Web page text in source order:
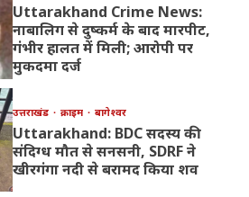
Uttarakhand Crime News:
नाबालिग से दुष्कर्म के बाद मारपीट,
गंभीर हालत में मिली; आरोपी पर
मुकदमा दर्ज
उत्तराखंड क्राइम बागेश्वर
Uttarakhand: BDC सदस्य की
संदिग्ध मौत से सनसनी, SDRF ने
खीरगंगा नदी से बरामद किया शव